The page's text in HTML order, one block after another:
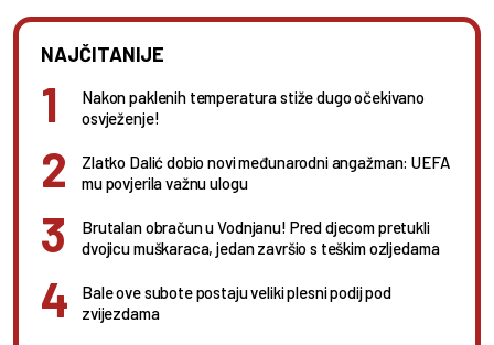
NAJČITANIJE
Nakon paklenih temperatura stiže dugo očekivano
osvježenje!
Zlatko Dalić dobio novi međunarodni angažman: UEFA
mu povjerila važnu ulogu
Brutalan obračun u Vodnjanu! Pred djecom pretukli
dvojicu muškaraca, jedan završio s teškim ozljedama
Bale ove subote postaju veliki plesni podij pod
zvijezdama